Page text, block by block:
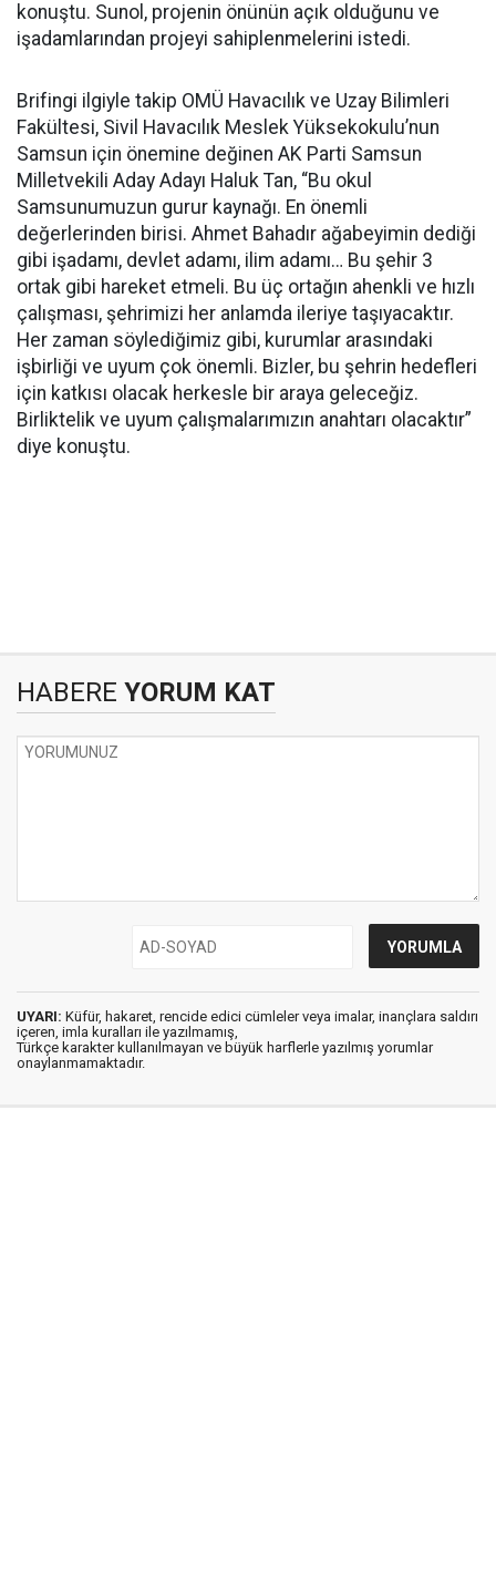
konuştu. Sunol, projenin önünün açık olduğunu ve
işadamlarından projeyi sahiplenmelerini istedi.
Brifingi ilgiyle takip OMÜ Havacılık ve Uzay Bilimleri
Fakültesi, Sivil Havacılık Meslek Yüksekokulu’nun
Samsun için önemine değinen AK Parti Samsun
Milletvekili Aday Adayı Haluk Tan, “Bu okul
Samsunumuzun gurur kaynağı. En önemli
değerlerinden birisi. Ahmet Bahadır ağabeyimin dediği
gibi işadamı, devlet adamı, ilim adamı… Bu şehir 3
ortak gibi hareket etmeli. Bu üç ortağın ahenkli ve hızlı
çalışması, şehrimizi her anlamda ileriye taşıyacaktır.
Her zaman söylediğimiz gibi, kurumlar arasındaki
işbirliği ve uyum çok önemli. Bizler, bu şehrin hedefleri
için katkısı olacak herkesle bir araya geleceğiz.
Birliktelik ve uyum çalışmalarımızın anahtarı olacaktır”
diye konuştu.
HABERE YORUM KAT
UYARI: Küfür, hakaret, rencide edici cümleler veya imalar, inançlara saldırı
içeren, imla kuralları ile yazılmamış,
Türkçe karakter kullanılmayan ve büyük harflerle yazılmış yorumlar
onaylanmamaktadır.